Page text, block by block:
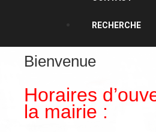
RECHERCHE
Bienvenue
Horaires
la mairie :